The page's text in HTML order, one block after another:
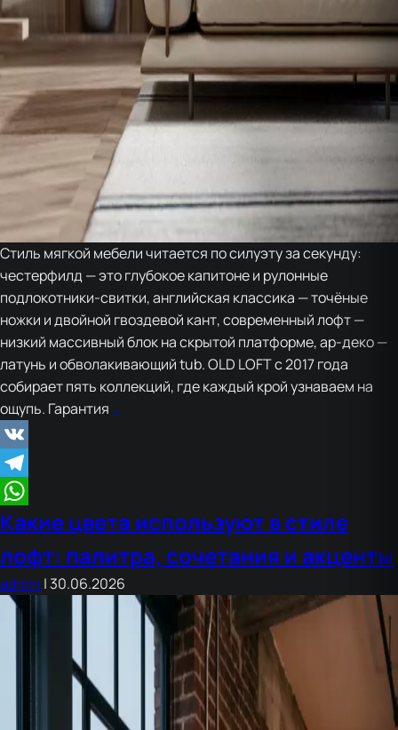
Стиль мягкой мебели читается по силуэту за секунду:
честерфилд — это глубокое капитоне и рулонные
подлокотники-свитки, английская классика — точёные
ножки и двойной гвоздевой кант, современный лофт —
низкий массивный блок на скрытой платформе, ар-деко —
латунь и обволакивающий tub. OLD LOFT с 2017 года
собирает пять коллекций, где каждый крой узнаваем на
ощупь. Гарантия …
VK
Telegram
WhatsApp
Какие цвета используют в стиле
лофт: палитра, сочетания и акценты
admin | 30.06.2026